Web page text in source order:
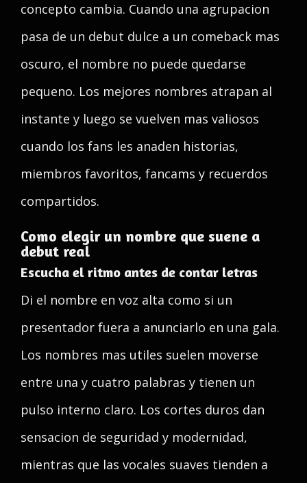
concepto cambia. Cuando una agrupacion
pasa de un debut dulce a un comeback mas
oscuro, el nombre no puede quedarse
pequeno. Los mejores nombres atrapan al
instante y luego se vuelven mas valiosos
cuando los fans les anaden historias,
miembros favoritos, fancams y recuerdos
compartidos.
Como elegir un nombre que suene a
debut real
Escucha el ritmo antes de contar letras
Di el nombre en voz alta como si un
presentador fuera a anunciarlo en una gala.
Los nombres mas utiles suelen moverse
entre una y cuatro palabras y tienen un
pulso interno claro. Los cortes duros dan
sensacion de seguridad y modernidad,
mientras que las vocales suaves tienden a